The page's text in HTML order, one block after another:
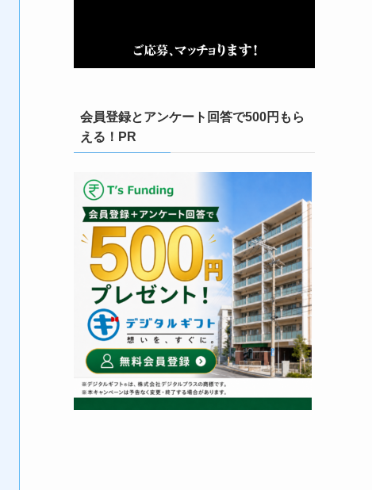
会員登録とアンケート回答で500円もら
える！PR